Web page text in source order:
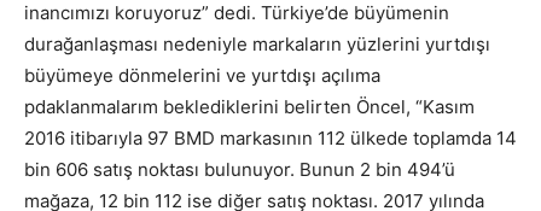
inancımızı koruyoruz” dedi. Türkiye’de büyümenin
durağanlaşması nedeniyle markaların yüzlerini yurtdışı
büyümeye dönmelerini ve yurtdışı açılıma
pdaklanmalarım beklediklerini belirten Öncel, “Kasım
2016 itibarıyla 97 BMD markasının 112 ülkede toplamda 14
bin 606 satış noktası bulunuyor. Bunun 2 bin 494’ü
mağaza, 12 bin 112 ise diğer satış noktası. 2017 yılında